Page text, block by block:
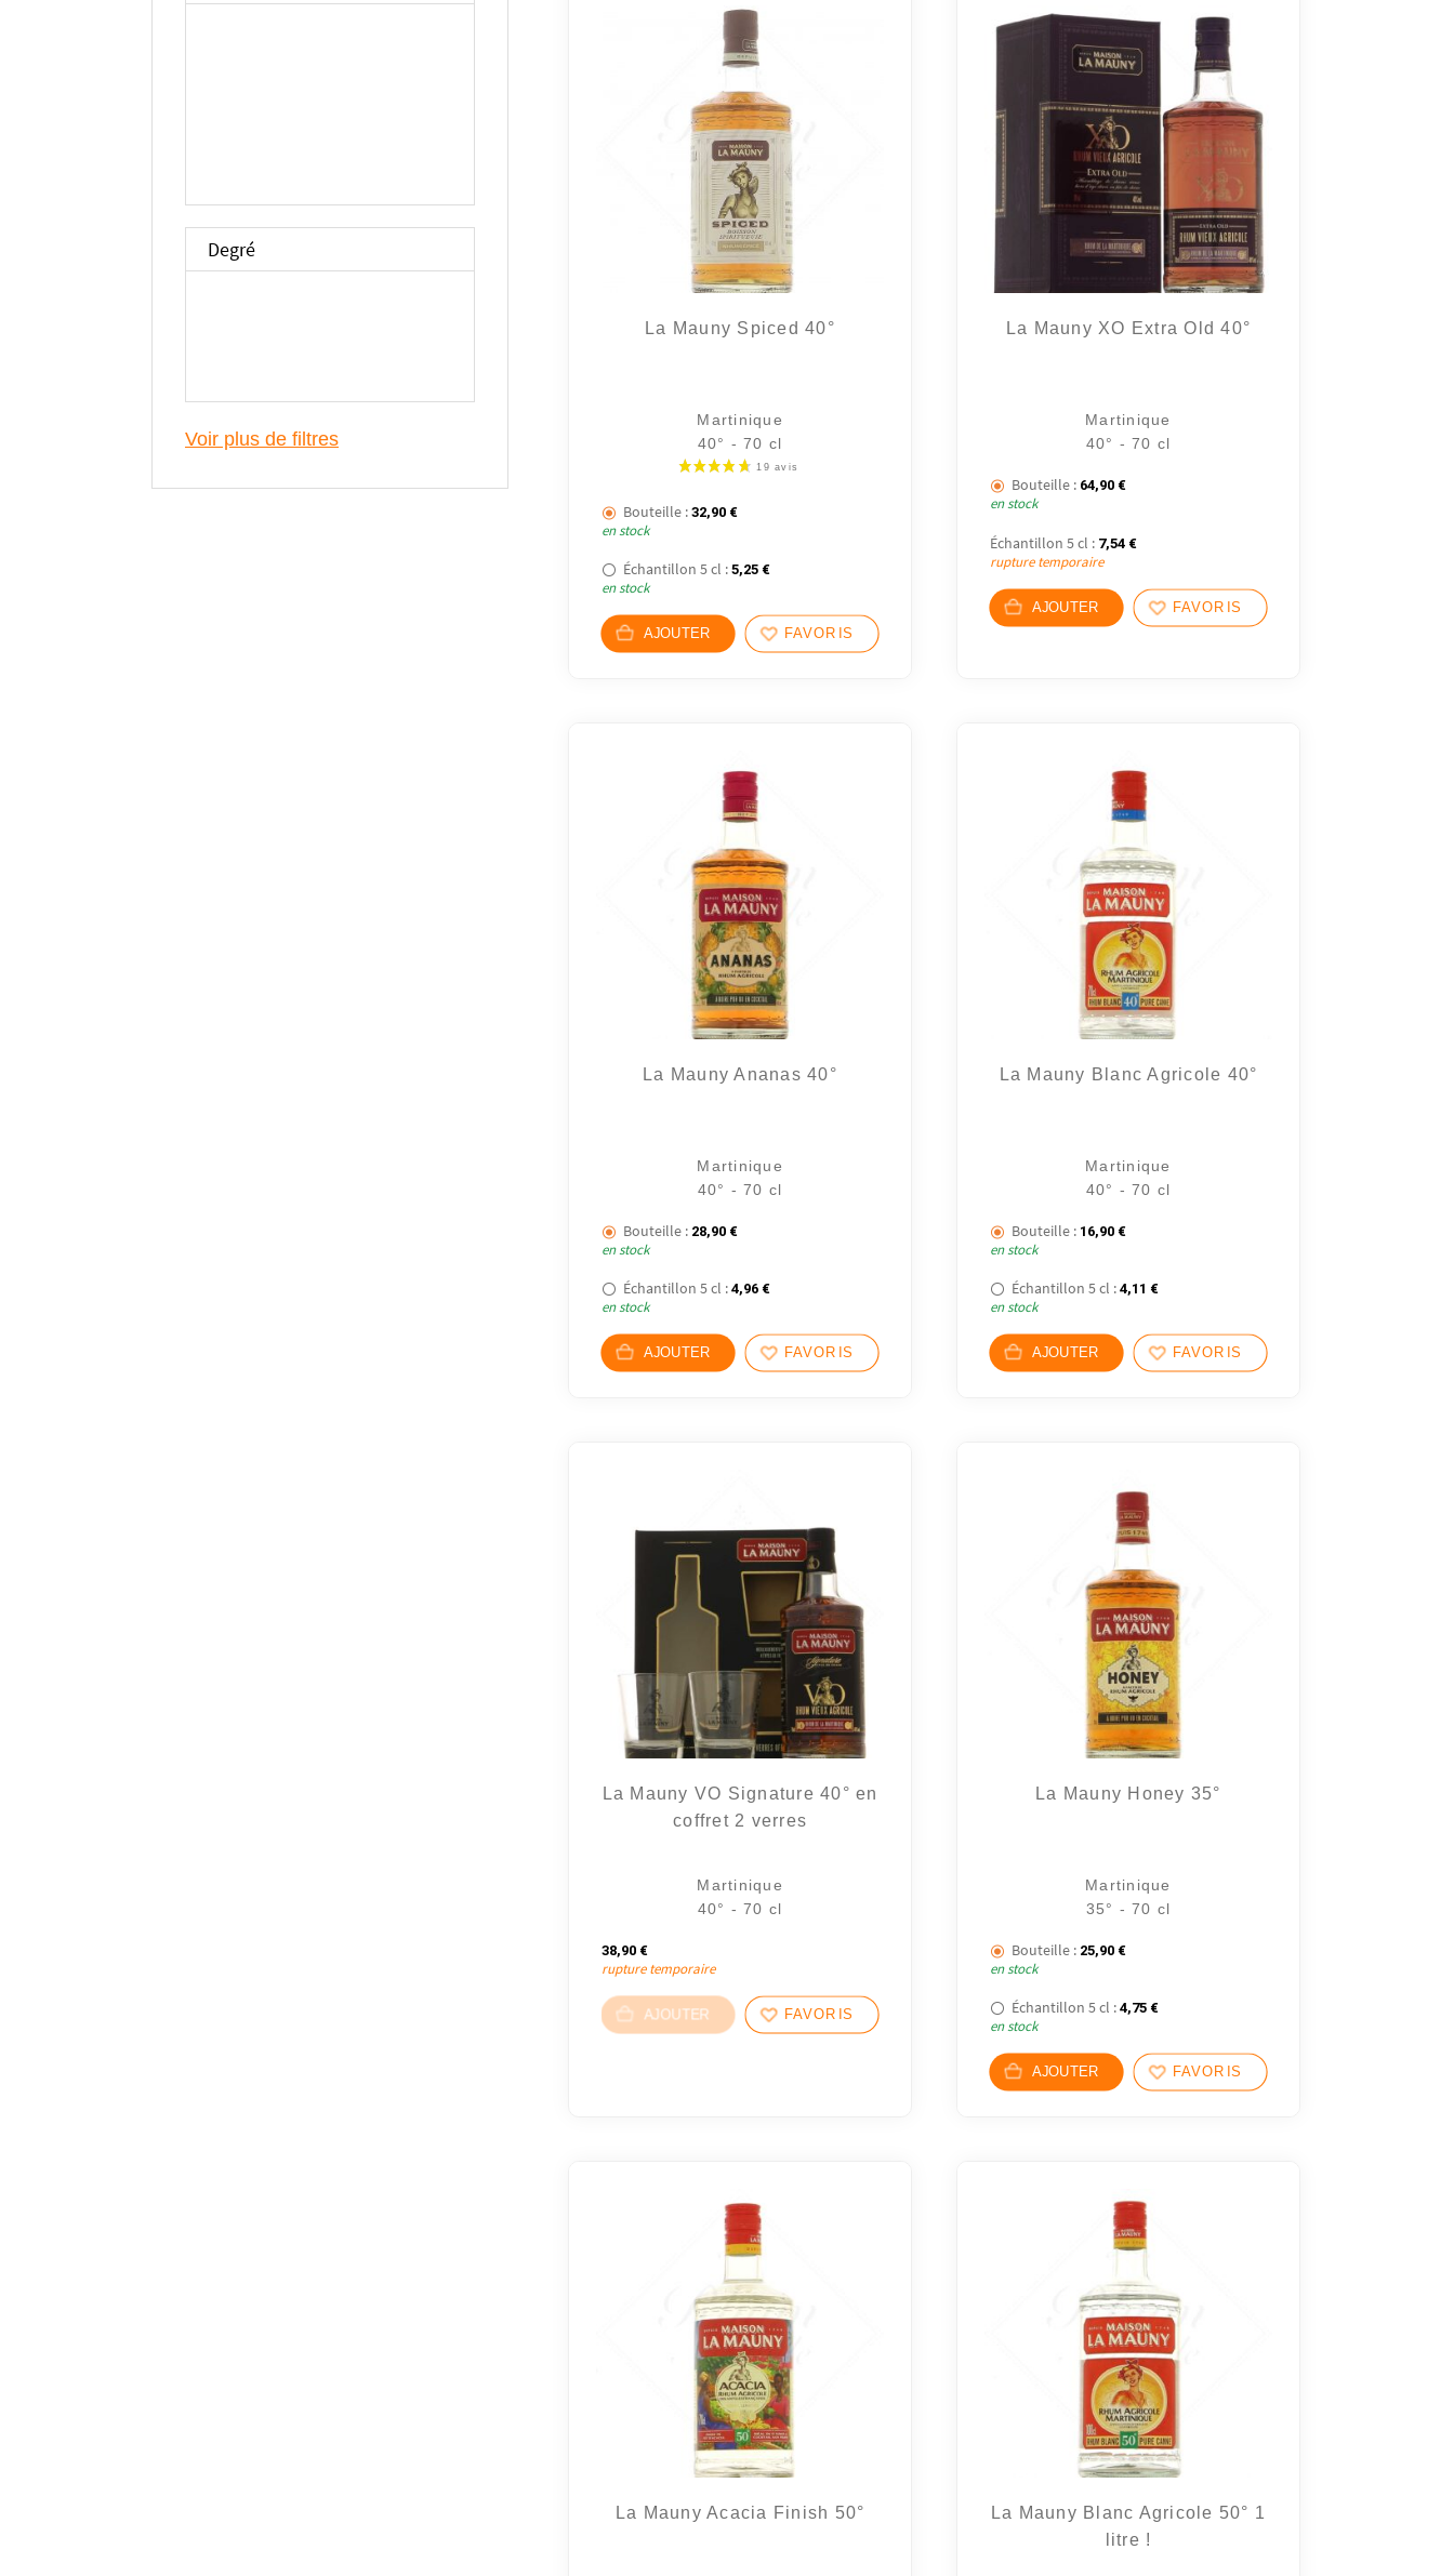
Degré
Voir plus de filtres
La Mauny Spiced 40°
Martinique
40° - 70 cl
Bouteille : 32,90 €
en stock
Échantillon 5 cl : 5,25 €
en stock
AJOUTER FAVORIS
La Mauny XO Extra Old 40°
Martinique
40° - 70 cl
Bouteille : 64,90 €
en stock
Échantillon 5 cl : 7,54 €
rupture temporaire
AJOUTER FAVORIS
La Mauny Ananas 40°
Martinique
40° - 70 cl
Bouteille : 28,90 €
en stock
Échantillon 5 cl : 4,96 €
en stock
AJOUTER FAVORIS
La Mauny Blanc Agricole 40°
Martinique
40° - 70 cl
Bouteille : 16,90 €
en stock
Échantillon 5 cl : 4,11 €
en stock
AJOUTER FAVORIS
La Mauny VO Signature 40° en
coffret 2 verres
Martinique
40° - 70 cl
38,90 €
rupture temporaire
AJOUTER FAVORIS
La Mauny Honey 35°
Martinique
35° - 70 cl
Bouteille : 25,90 €
en stock
Échantillon 5 cl : 4,75 €
en stock
AJOUTER FAVORIS
La Mauny Acacia Finish 50°
La Mauny Blanc Agricole 50° 1
litre !